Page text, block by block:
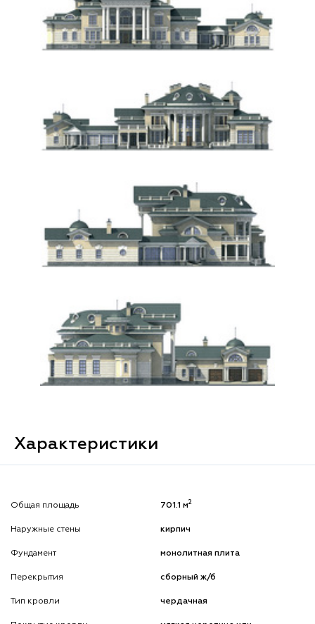
Характеристики
Общая площадь 701.1 м2
Наружные стены кирпич
Фундамент монолитная плита
Перекрытия сборный ж/б
Тип кровли чердачная